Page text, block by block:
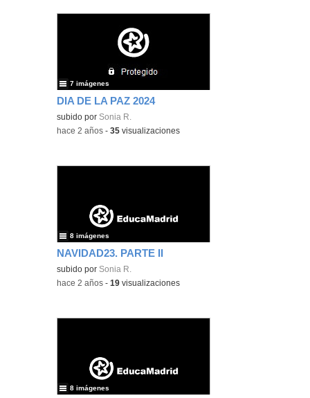
DIA DE LA PAZ 2024
subido por Sonia R.
7 imágenes
-hace 2 años -35 visualizaciones
NAVIDAD23. PARTE II
subido por Sonia R.
8 imágenes
-hace 2 años -19 visualizaciones
8 imágenes